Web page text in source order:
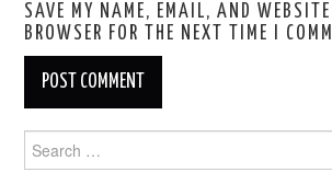
SAVE MY NAME, EMAIL, AND
BROWSER FOR THE NEXT TIME I
for: